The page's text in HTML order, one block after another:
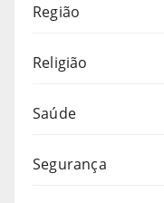
Região
Religião
Saúde
Segurança